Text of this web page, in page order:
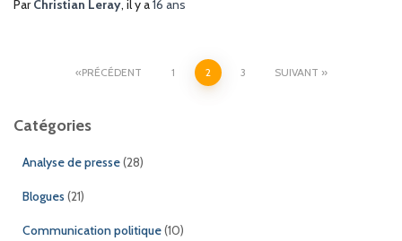
ParChristian Leray, il y a16 ans
Pagination
des
publications
PRÉCÉDENT 1 2 3 SUIVANT
Catégories
Analyse de presse(28)
Blogues (21)
Communication politique(10)